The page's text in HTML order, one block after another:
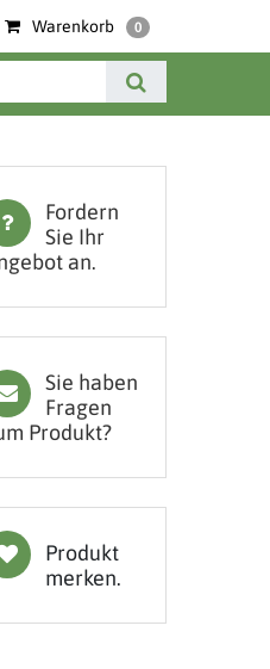
Warenkorb 0
Fordern
Sie Ihr
an.
Sie haben
Fragen
Produkt?
Produkt
merken.